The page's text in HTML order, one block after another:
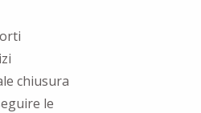
chiusura
le